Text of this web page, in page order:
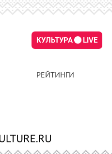
КУЛЬТУРА LIVE
РЕЙТИНГИ